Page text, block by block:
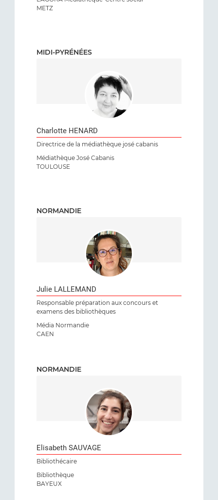
METZ
MIDI-PYRÉNÉES
Charlotte HENARD
Directrice de la médiathèque josé cabanis
Médiathèque José Cabanis
TOULOUSE
NORMANDIE
Julie LALLEMAND
Responsable préparation aux concours et
examens des bibliothèques
Média Normandie
CAEN
NORMANDIE
Elisabeth SAUVAGE
Bibliothécaire
Bibliothèque
BAYEUX